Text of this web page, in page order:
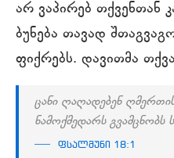
არ ვაპირებ თქვენთან
ბუნება თავად
ფიქრებს. დავითმა
ცანი ღაღადებენ
ნამოქმედარს გვამცნობს
ფსალმუნი 18:1